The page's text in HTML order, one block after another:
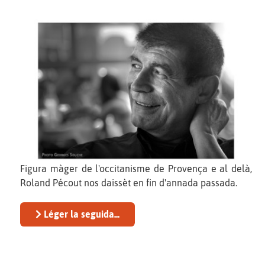
Figura màger de l'occitanisme de Provença e al delà,
Roland Pécout nos daissèt en fin d'annada passada.
Léger la seguida...